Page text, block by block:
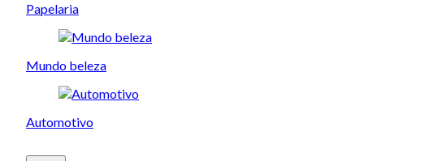
Papelaria
Mundo beleza
Automotivo